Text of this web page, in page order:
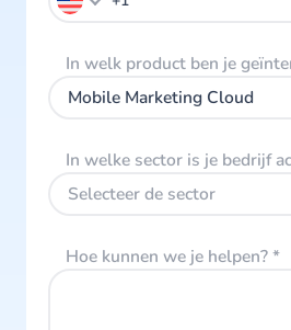
In welk product ben je
Mobile Marketing Cloud
In welke sector is je bedrijf
Selecteer de sector
Hoe kunnen we je helpen?*